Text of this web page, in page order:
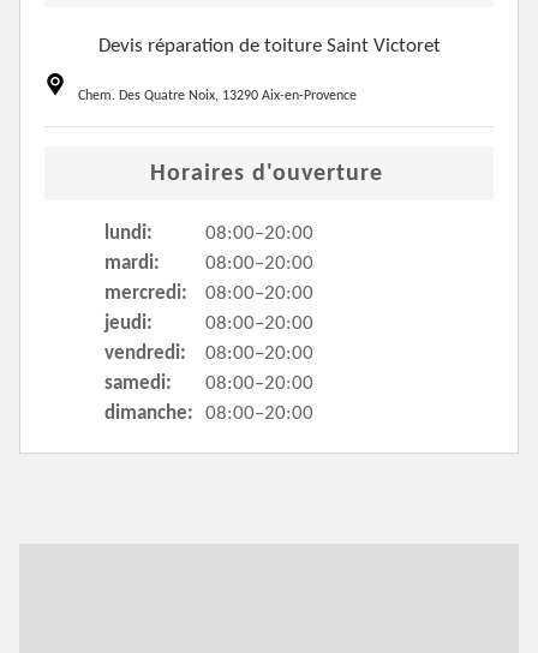
Devis réparation de toiture Saint Victoret
Chem. Des Quatre Noix, 13290 Aix-en-Provence
Horaires d'ouverture
lundi:
08:00–20:00
mardi:
08:00–20:00
mercredi:
08:00–20:00
jeudi:
08:00–20:00
vendredi:
08:00–20:00
samedi:
08:00–20:00
dimanche:
08:00–20:00